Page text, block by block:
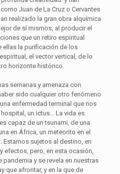
Juan de La Cruz o Cervantes
realizado la gran obra alquímica
de sí mismos, al producir el
que un retiro espiritual
ellas la purificación de los
el vector vertical, de lo
horizonte histórico.
semanas y amenaza con
sido cualquier otro fenómeno
enfermedad terminal que nos
un ictus… La vida es
capaz de un tsunami, de una
en África, un meteorito en el
sujetos al destino, en
efectos, pero, en esta ocasión,
y se revela en nuestras
que afrontar, y en la que de